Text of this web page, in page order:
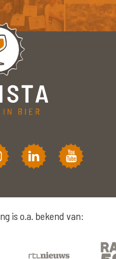
is o.a. bekend van: